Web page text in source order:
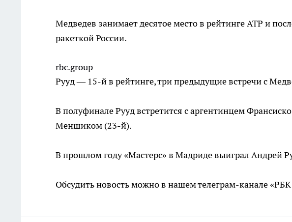
Медведев занимает десятое место в рейтинге ATP и
ракеткой России.
rbc.group
Рууд — 15-й в рейтинге, три предыдущие встречи с
В полуфинале Рууд встретится с аргентинцем
Меншиком (23-й).
В прошлом году «Мастерс» в Мадриде выиграл Андрей
Обсудить новость можно в нашем телеграм-канале